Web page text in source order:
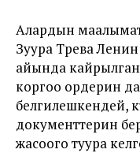
Алардын
Зуура Төрөева
айында
коргоо ордерин
белгилешкендей,
документтерин
жасоого туура